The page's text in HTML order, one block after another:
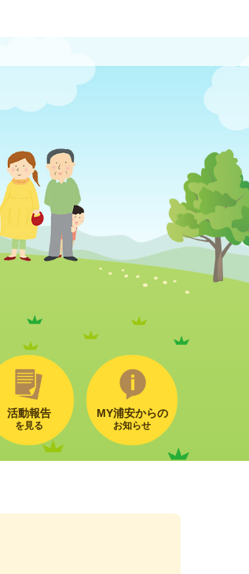
活動報告
を見る
MY浦安からの
お知らせ